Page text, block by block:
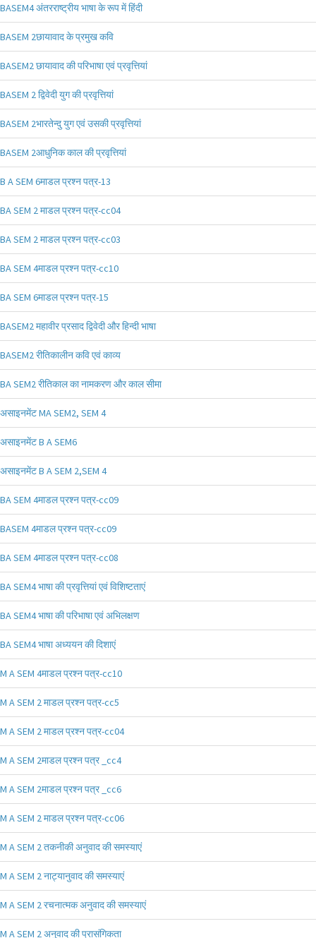
BASEM4 अंतरराष्ट्रीय भाषा के रूप में हिंदी
BASEM 2छायावाद के प्रमुख कवि
BASEM2 छायावाद की परिभाषा एवं प्रवृत्तियां
BASEM 2 द्विवेदी युग की प्रवृत्तियां
BASEM 2भारतेन्दु युग एवं उसकी प्रवृत्तियां
BASEM 2आधुनिक काल की प्रवृत्तियां
B A SEM 6माडल प्रश्न पत्र-13
BA SEM 2 माडल प्रश्न पत्र-cc04
BA SEM 2 माडल प्रश्न पत्र-cc03
BA SEM 4माडल प्रश्न पत्र-cc10
BA SEM 6माडल प्रश्न पत्र-15
BASEM2 महावीर प्रसाद द्विवेदी और हिन्दी भाषा
BASEM2 रीतिकालीन कवि एवं काव्य
BA SEM2 रीतिकाल का नामकरण और काल सीमा
असाइनमेंट MA SEM2, SEM 4
असाइनमेंट B A SEM6
असाइनमेंट B A SEM 2,SEM 4
BA SEM 4माडल प्रश्न पत्र-cc09
BASEM 4माडल प्रश्न पत्र-cc09
BA SEM 4माडल प्रश्न पत्र-cc08
BA SEM4 भाषा की प्रवृत्तियां एवं विशिष्टताएं
BA SEM4 भाषा की परिभाषा एवं अभिलक्षण
BA SEM4 भाषा अध्ययन की दिशाएं
M A SEM 4माडल प्रश्न पत्र-cc10
M A SEM 2 माडल प्रश्न पत्र-cc5
M A SEM 2 माडल प्रश्न पत्र-cc04
M A SEM 2माडल प्रश्न पत्र _cc4
M A SEM 2माडल प्रश्न पत्र _cc6
M A SEM 2 माडल प्रश्न पत्र-cc06
M A SEM 2 तकनीकी अनुवाद की समस्याएं
M A SEM 2 नाट्यानुवाद की समस्याएं
M A SEM 2 रचनात्मक अनुवाद की समस्याएं
M A SEM 2 अनुवाद की प्रासंगिकता